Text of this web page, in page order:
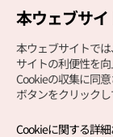
本ウェブサイ
本ウェブサイトでは
サイトの利便性を
Cookieの収集に同
ボタンをクリックし
Cookieに関する詳